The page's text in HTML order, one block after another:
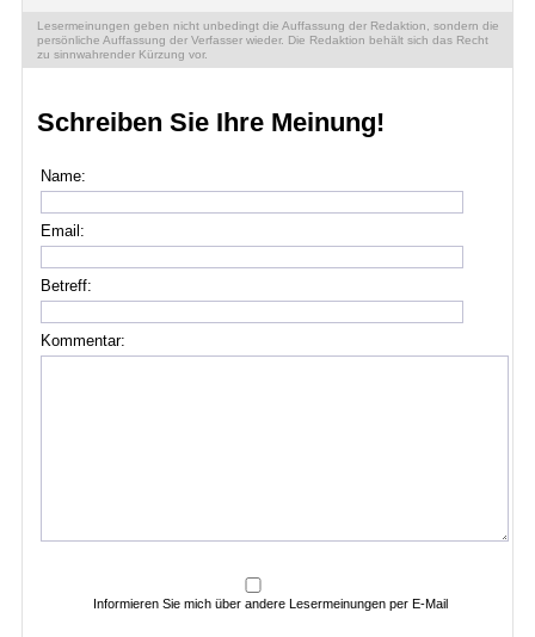
Lesermeinungen geben nicht unbedingt die Auffassung der Redaktion, sondern die
persönliche Auffassung der Verfasser wieder. Die Redaktion behält sich das Recht
zu sinnwahrender Kürzung vor.
Schreiben Sie Ihre Meinung!
Name:
Email:
Betreff:
Kommentar:
Informieren Sie mich über andere Lesermeinungen per E-Mail